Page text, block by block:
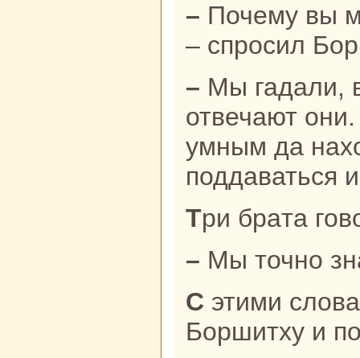
– Почему вы меня считаете вором?
– спросил
– Мы гадали, вот так и узнaли, –
отвечают
умным да
поддаваться
Три бpaта
– Мы точно
С этими словами они связали
Боршитху и